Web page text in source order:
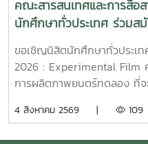
SDOC BKKInC |
:https://
:https://
คณะสารสนเทศและการสื่
นักศึกษาทั่วประเทศ ร่วมส
2026 : Experimental
เชี่ยวชาญด้านการผลิตภา
ขอเชิญนิสิตนักศึกษาทั่วประเ
2026 : Experimental Film
การผลิตภาพยนตร์ทดลอง ที่
ข้นโอกาสพิเศษในการเรียนรู้จ
4 สิงหาคม 2569 | 109